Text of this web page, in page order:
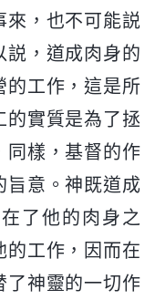
來，也不可能説
説，道成肉身的
的工作，這是所
的實質是為了拯
同樣，基督的作
旨意。神既道成
了他的肉身之
的工作，因而在
了神靈的一切作